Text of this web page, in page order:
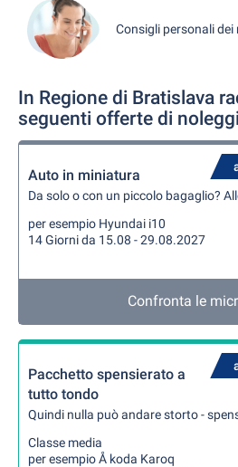
Consigli personali dei
In Regione di Bratislava
seguenti offerte di
Auto in miniatura
Da solo o con un piccolo bagaglio?
per esempio Hyundai i10
14 Giorni da 15.08 - 29.08.2027
Confronta le
Pacchetto spensierato a
tutto tondo
Quindi nulla può andare storto -
Classe media
per esempio Å koda Karoq